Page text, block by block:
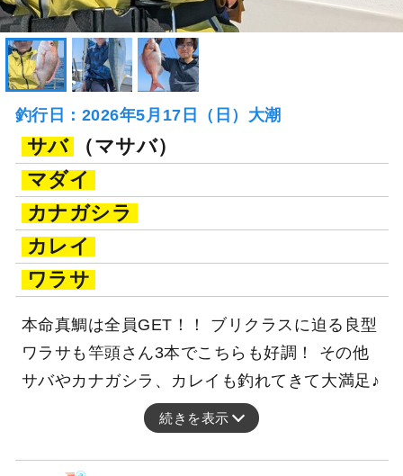
釣行日：2026年5月17日（日）大潮
サバ
（マサバ）
マダイ
カナガシラ
カレイ
ワラサ
本命真鯛は全員GET！！ ブリクラスに迫る良型
ワラサも竿頭さん3本でこちらも好調！ その他
サバやカナガシラ、カレイも釣れてきて大満足♪
続きを表示